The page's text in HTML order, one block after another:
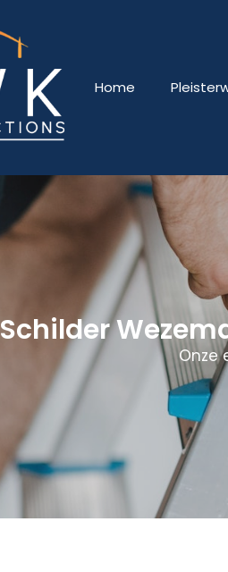
Home
Schilder
Onze